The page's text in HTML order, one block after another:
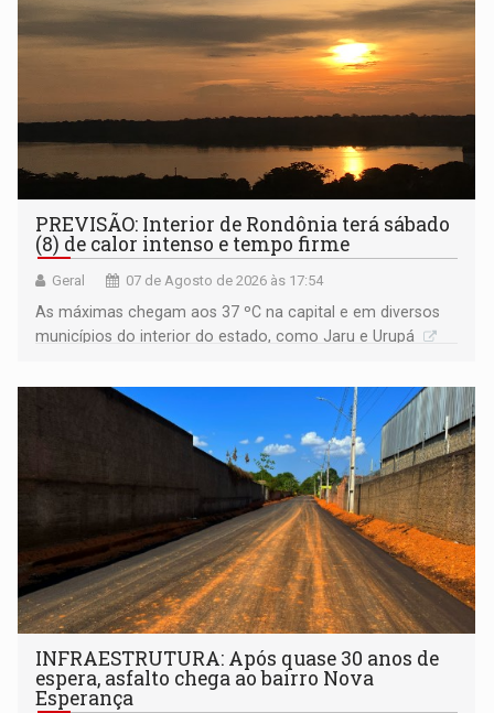
PREVISÃO: Interior de Rondônia terá sábado
(8) de calor intenso e tempo firme
Geral 07 de Agosto de 2026 às 17:54
As máximas chegam aos 37 ºC na capital e em diversos
municípios do interior do estado, como Jaru e Urupá
INFRAESTRUTURA: Após quase 30 anos de
espera, asfalto chega ao bairro Nova
Esperança